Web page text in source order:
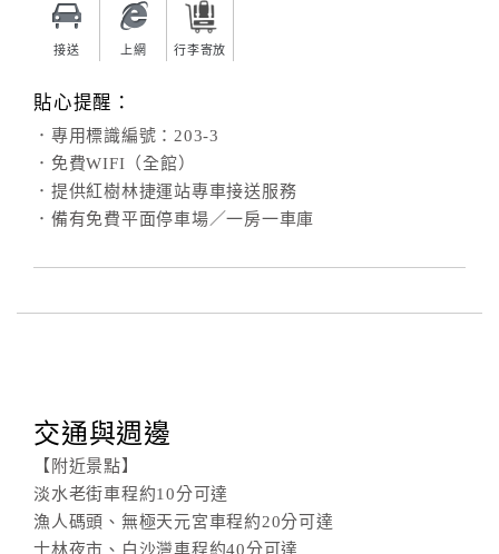
接送 上網 行李寄放
貼心提醒：
．專用標識編號：203-3
．免費WIFI（全館）
．提供紅樹林捷運站專車接送服務
．備有免費平面停車場／一房一車庫
交通與週邊
【附近景點】
淡水老街車程約10分可達
漁人碼頭、無極天元宮車程約20分可達
士林夜市、白沙灣車程約40分可達